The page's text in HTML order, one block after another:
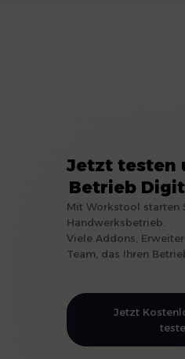
Jetzt testen
Betrieb
Mit Workstool starten
Handwerksbetrieb.
Viele Addons,
Team, das Ihren
Jetzt